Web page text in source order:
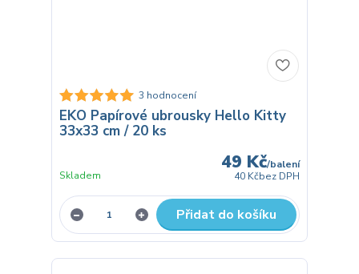
3 hodnocení
EKO Papírové ubrousky Hello Kitty
33x33 cm / 20 ks
49 Kč/balení
40 Kčbez DPH
Skladem
Přidat do košíku